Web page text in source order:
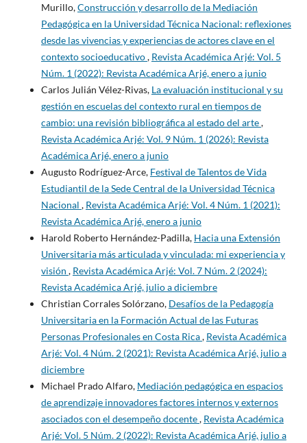
Murillo,Construcción y desarrollo de la Mediación
Pedagógica en la Universidad Técnica Nacional: reflexiones
desde las vivencias y experiencias de actores clave en el
contexto socioeducativo, Revista Académica Arjé: Vol. 5
Núm. 1 (2022): Revista Académica Arjé, enero a junio
Carlos Julián Vélez-Rivas, La evaluación institucional y su
gestión en escuelas del contexto rural en tiempos de
cambio: una revisión bibliográfica al estado del arte,
Revista Académica Arjé: Vol. 9 Núm. 1 (2026): Revista
Académica Arjé, enero a junio
Augusto Rodríguez-Arce, Festival de Talentos de Vida
Estudiantil de la Sede Central de la Universidad Técnica
Nacional , Revista Académica Arjé: Vol. 4 Núm. 1 (2021):
Revista Académica Arjé, enero a junio
Harold Roberto Hernández-Padilla, Hacia una Extensión
Universitaria más articulada y vinculada: mi experiencia y
visión , Revista Académica Arjé: Vol. 7 Núm. 2 (2024):
Revista Académica Arjé, julio a diciembre
Christian Corrales Solórzano, Desafíos de la Pedagogía
Universitaria en la Formación Actual de las Futuras
Personas Profesionales en Costa Rica, Revista Académica
Arjé: Vol. 4 Núm. 2 (2021): Revista Académica Arjé, julio a
diciembre
Michael Prado Alfaro, Mediación pedagógica en espacios
de aprendizaje innovadores factores internos y externos
asociados con el desempeño docente, Revista Académica
Arjé: Vol. 5 Núm. 2 (2022): Revista Académica Arjé, julio a